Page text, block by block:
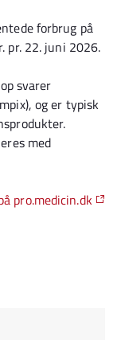
forbrug på
pr. 22. juni 2026.
svarer
og er typisk
med
pro.medicin.dk